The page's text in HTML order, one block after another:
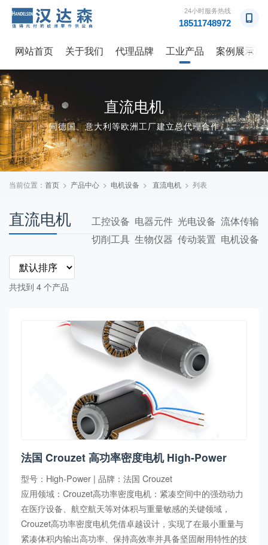
24小时服务热线
18511748972
→
网站首页 关于我们 代理品牌 工业产品 案例展示
直流电机
同德国、意大利等欧洲工厂建立总代理合作
当前位置： 首页 > 产品中心 > 电机设备 > 直流电机 > 列表
直流电机 流体传输
光电设备
电器元件
工控设备
电机设备
传动装置
生物仪器
切削工具
共找到 4 个产品
法国 Crouzet 高功率密度电机 High-Power
型号：High-Power | 品牌：法国 Crouzet
应用领域：Crouzet高功率密度电机：紧凑空间中的强劲动力
在医疗设备、航空航天等对体积与重量敏感的关键领域，
Crouzet高功率密度电机凭借卓越设计，实现了在最小重量与
紧凑体积内输出高功率、保持高效率并具备坚固耐用特性的技